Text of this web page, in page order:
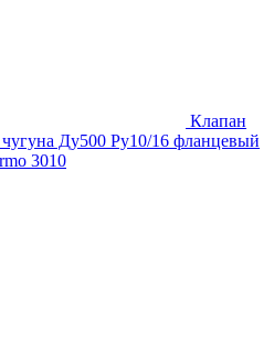
Клапан
Ду500 Ру10/16 фланцевый
3010